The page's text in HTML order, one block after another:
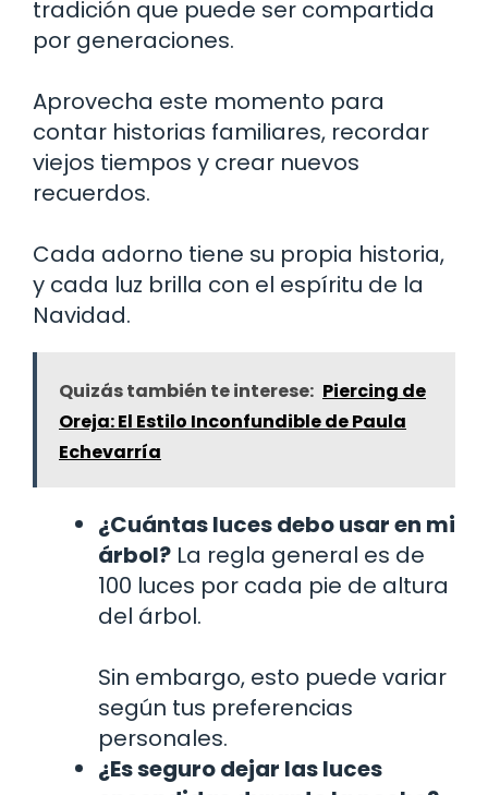
tradición que puede ser compartida
por generaciones.
Aprovecha este momento para
contar historias familiares, recordar
viejos tiempos y crear nuevos
recuerdos.
Cada adorno tiene su propia historia,
y cada luz brilla con el espíritu de la
Navidad.
Quizás también te interese: Piercing de
Oreja: El Estilo Inconfundible de Paula
Echevarría
¿Cuántas luces debo usar en mi
árbol? La regla general es de
100 luces por cada pie de altura
del árbol.
Sin embargo, esto puede variar
según tus preferencias
personales.
¿Es seguro dejar las luces